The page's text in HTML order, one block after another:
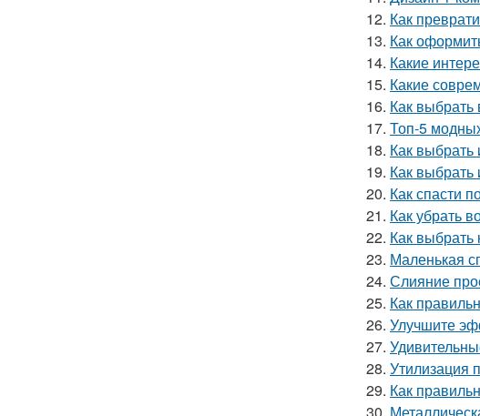
12. Как
13. Как
14. Какие
15. Какие
16. Как
17. Топ-5
18. Как
19. Как
20. Как спасти
21. Как убрать
22. Как выбрать
23. Маленькая
24. Слияние
25. Как
26. Улучшите
27.
28. Утилизация
29. Как